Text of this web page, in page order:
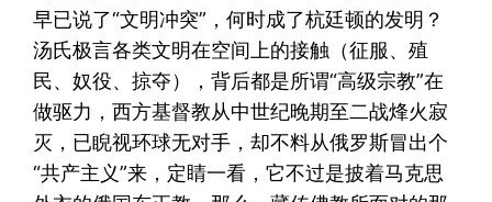
早已说了“文明冲突”，何时成了杭廷顿的发明？
汤氏极言各类文明在空间上的接触（征服、殖
民、奴役、掠夺），背后都是所谓“高级宗教”在
做驱力，西方基督教从中世纪晚期至二战烽火寂
灭，已睨视环球无对手，却不料从俄罗斯冒出个
“共产主义”来，定睛一看，它不过是披着马克思